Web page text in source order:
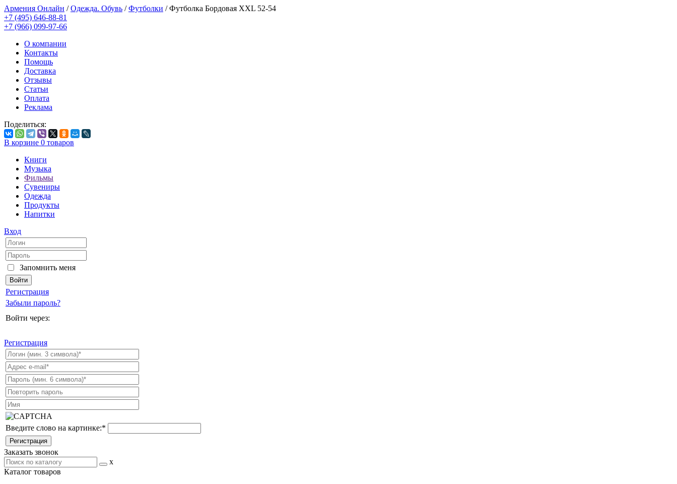
Армения Онлайн /Одежда. Обувь /Футболки /Футболка Бордовая ХХL 52-54
+7 (495) 646-88-81
+7 (966) 099-97-66
О компании
Контакты
Помощь
Доставка
Отзывы
Статьи
Оплата
Реклама
Поделиться:
В корзине 0 товаров
Книги
Музыка
Фильмы
Сувениры
Одежда
Продукты
Напитки
Вход
Запомнить меня
Регистрация
Забыли пароль?
Войти через:
Регистрация
Введите слово на картинке:*
Заказать звонок
x
Каталог товаров